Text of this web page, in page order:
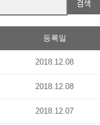
검색
등록일
2018.12.08
2018.12.08
2018.12.07